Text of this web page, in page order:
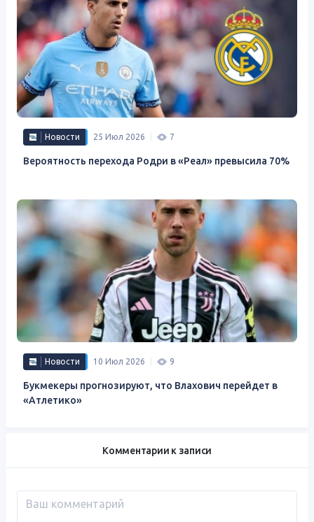
Новости 25 Июл 2026 7
Вероятность перехода Родри в «Реал» превысила 70%
Новости 10 Июл 2026 9
Букмекеры прогнозируют, что Влахович перейдет в
«Атлетико»
Комментарии к записи